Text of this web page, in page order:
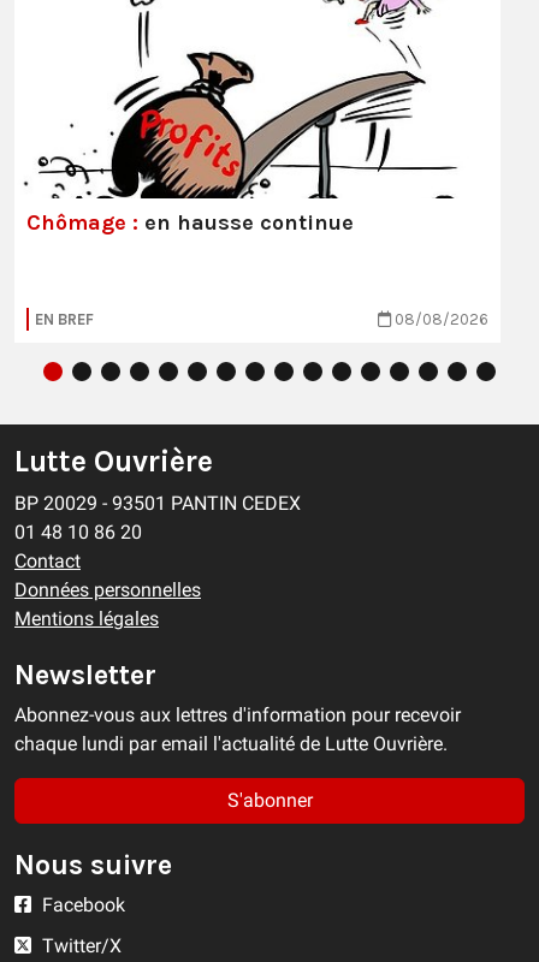
Chômage : en hausse continue
EN BREF 08/08/2026
Lutte Ouvrière
BP 20029 - 93501 PANTIN CEDEX
01 48 10 86 20
Contact
Données personnelles
Mentions légales
Newsletter
Abonnez-vous aux lettres d'information pour recevoir
chaque lundi par email l'actualité de Lutte Ouvrière.
S'abonner
Nous suivre
Facebook
Twitter/X